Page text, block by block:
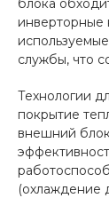
блока
инверторные
службы, что
Технологии
покрытие
внешний
(охлаждение